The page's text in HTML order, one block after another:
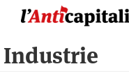
principal
Industrie